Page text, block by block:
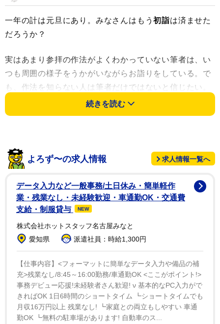
一年の計は元旦にあり。みなさんはもう初詣は済ませた
だろうか？
実はあまり参拝の作法がよくわかっていない筆者は、い
つも周囲の様子をうかがいながらお詣りをしている。で
も、作法を知らない人は筆者だけではないと信じたい。
気持ちよく新年を過ごすためにも、この機会に初詣と神
社参拝の作法について学んでみたいと思う。
会」理事長の 三宅善信氏に話を聞いた。
1/3
神道国際学会理事長の三宅善信氏（提供：RELNET）
続きを読む
よろず〜の求人情報 求人情報一覧へ
データ入力など一般事務/土日休み・簡単軽作
業・残業なし・未経験歓迎・車通勤OK・交通費
支給・制服貸与
NEW
株式会社ホットスタッフ名古屋みなと
愛知県
派遣社員：時給1,300円
【仕事内容】<フォーマットに簡単なデータ入力や備品の補
充>残業なし/8:45～16:00勤務/車通勤OK <ここがポイント!>
事務デビュー応援!未経験者さん歓迎! ν 基本的なPC入力がで
きればOK 1日6時間のショートタイム ┗ショートタイムでも
月収16万円以上 残業なし! ┗家庭との両立もしやすい 車通
勤OK ┗無料の駐車場があります! 自動車のス...